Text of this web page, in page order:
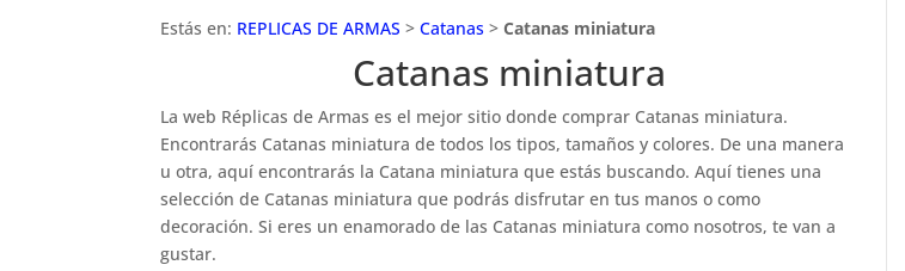
Estás en: REPLICAS DE ARMAS >Catanas >Catanas miniatura
Catanas miniatura
La web Réplicas de Armas es el mejor sitio donde comprar Catanas miniatura.
Encontrarás Catanas miniatura de todos los tipos, tamaños y colores. De una manera
u otra, aquí encontrarás la Catana miniatura que estás buscando. Aquí tienes una
selección de Catanas miniatura que podrás disfrutar en tus manos o como
decoración. Si eres un enamorado de las Catanas miniatura como nosotros, te van a
gustar.